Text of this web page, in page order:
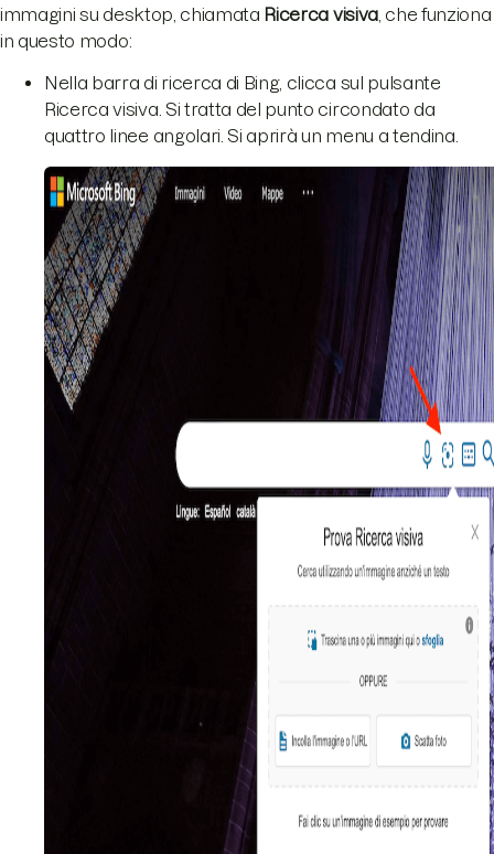
immagini su desktop, chiamata Ricerca visiva, che funziona
in questo modo:
Nella barra di ricerca di Bing, clicca sul pulsante
Ricerca visiva. Si tratta del punto circondato da
quattro linee angolari. Si aprirà un menu a tendina.